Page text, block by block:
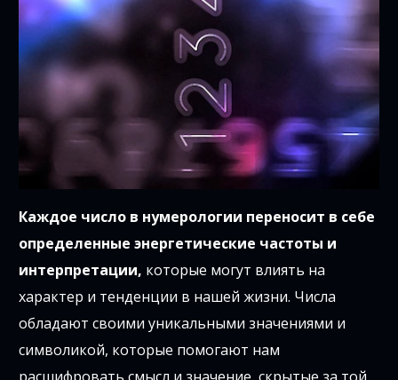
Каждое число в нумерологии переносит в себе
определенные энергетические частоты и
интерпретации, которые могут влиять на
характер и тенденции в нашей жизни. Числа
обладают своими уникальными значениями и
символикой, которые помогают нам